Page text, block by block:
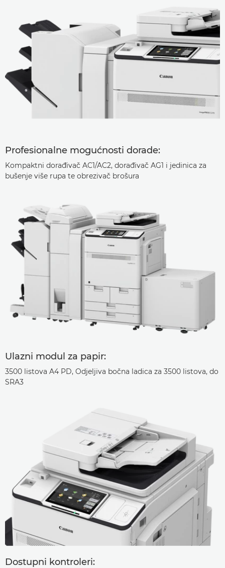
Profesionalne mogućnosti dorade:
Kompaktni dorađivač AC1/AC2, dorađivač AG1 i jedinica za
bušenje više rupa te obrezivač brošura
Ulazni modul za papir:
3500 listova A4 PD, Odjeljiva bočna ladica za 3500 listova, do
SRA3
Dostupni kontroleri: